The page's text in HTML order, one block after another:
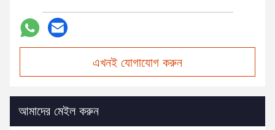
এখনই যোগাযোগ করুন
আমাদের মেইল করুন